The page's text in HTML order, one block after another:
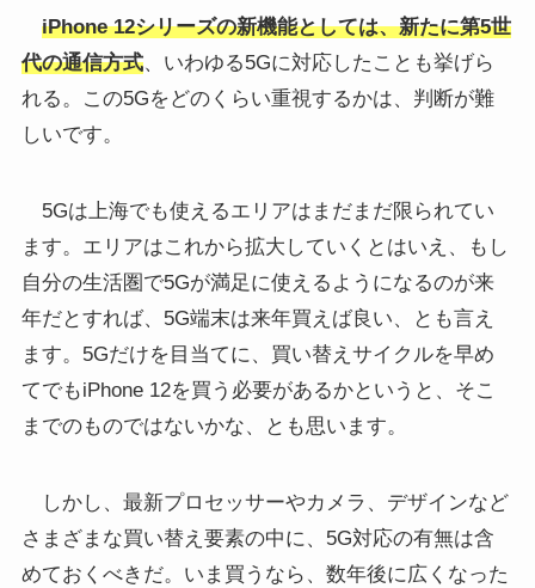
iPhone 12シリーズの新機能としては、新たに第5世
代の通信方式、いわゆる5Gに対応したことも挙げら
れる。この5Gをどのくらい重視するかは、判断が難
しいです。
5Gは上海でも使えるエリアはまだまだ限られてい
ます。エリアはこれから拡大していくとはいえ、もし
自分の生活圏で5Gが満足に使えるようになるのが来
年だとすれば、5G端末は来年買えば良い、とも言え
ます。5Gだけを目当てに、買い替えサイクルを早め
てでもiPhone 12を買う必要があるかというと、そこ
までのものではないかな、とも思います。
しかし、最新プロセッサーやカメラ、デザインなど
さまざまな買い替え要素の中に、5G対応の有無は含
めておくべきだ。いま買うなら、数年後に広くなった